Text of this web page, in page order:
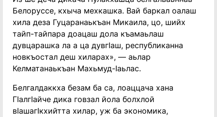
Белоруссе, кхыча мехкашка. Вай баркал оалаш
хила деза Гуцаранаькъан Микаила, цо, шийх
тайп-тайпара доацаш дола къамаьлаш
дувцарашка ла а ца дувгӀаш, республиканна
новкъостал деш хиларах», — аьлар
Келматанаькъан Махьмуд-Ӏаьлас.
Белгалдаккха безам ба са, лоаццача хана
ГӀалгӀайче дика говзал йола болхлой
вӀашагӀкхийтта хилар, уж ба экономика,